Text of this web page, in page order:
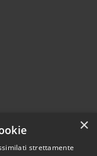
×
strettamente